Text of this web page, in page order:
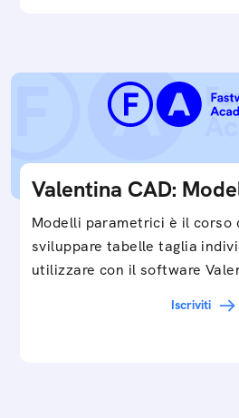
Valentina CAD:
Modelli parametrici è il corso
sviluppare tabelle taglia
utilizzare con il software
Iscriviti